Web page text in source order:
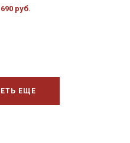
690 руб.
ЕЩЕ